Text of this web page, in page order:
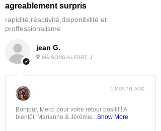
jean G.
MAISONS-ALFORT, J
agreablement surpris
rapidité,réactivité,disponibilité et
proffessionalisme
:
Bonjour, Merci pour votre retour positif ! A
bientôt, Marianne & Jérémie...Show More
1 MONTH AGO